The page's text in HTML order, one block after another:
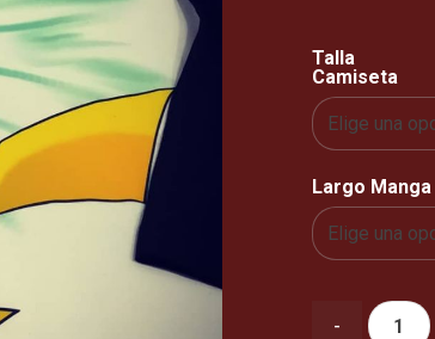
Talla
Camiseta
Largo Manga
-